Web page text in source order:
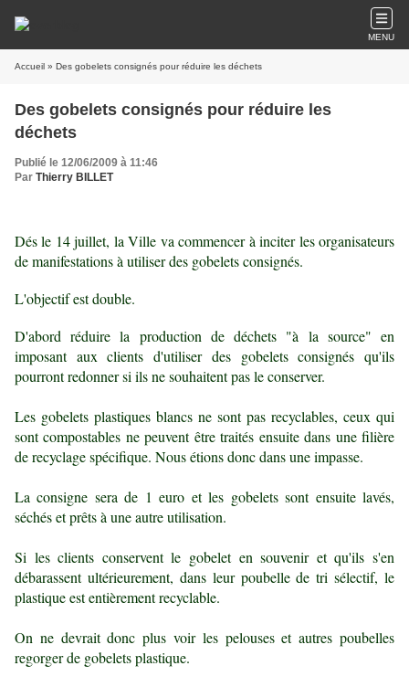
MENU
Accueil » Des gobelets consignés pour réduire les déchets
Des gobelets consignés pour réduire les
déchets
Publié le 12/06/2009 à 11:46
Par Thierry BILLET
Dés le 14 juillet, la Ville va commencer à inciter les organisateurs
de manifestations à utiliser des gobelets consignés.
L'objectif est double.
D'abord réduire la production de déchets "à la source" en
imposant aux clients d'utiliser des gobelets consignés qu'ils
pourront redonner si ils ne souhaitent pas le conserver.
Les gobelets plastiques blancs ne sont pas recyclables, ceux qui
sont compostables ne peuvent être traités ensuite dans une filière
de recyclage spécifique. Nous étions donc dans une impasse.
La consigne sera de 1 euro et les gobelets sont ensuite lavés,
séchés et prêts à une autre utilisation.
Si les clients conservent le gobelet en souvenir et qu'ils s'en
débarassent ultérieurement, dans leur poubelle de tri sélectif, le
plastique est entièrement recyclable.
On ne devrait donc plus voir les pelouses et autres poubelles
regorger de gobelets plastique.